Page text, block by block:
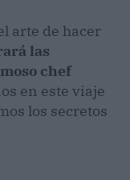
arte de hacer
las
chef
en este viaje
los secretos